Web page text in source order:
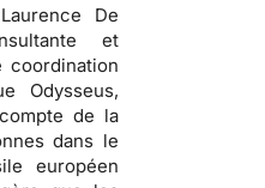
De
et
coordination
Odysseus,
de la
dans le
européen